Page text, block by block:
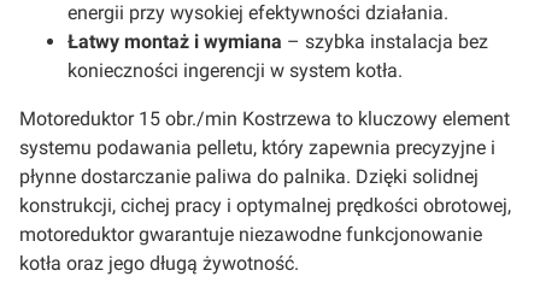
energii przy wysokiej efektywności działania.
Łatwy montaż i wymiana – szybka instalacja bez
konieczności ingerencji w system kotła.
Motoreduktor 15 obr./min Kostrzewa to kluczowy element
systemu podawania pelletu, który zapewnia precyzyjne i
płynne dostarczanie paliwa do palnika. Dzięki solidnej
konstrukcji, cichej pracy i optymalnej prędkości obrotowej,
motoreduktor gwarantuje niezawodne funkcjonowanie
kotła oraz jego długą żywotność.